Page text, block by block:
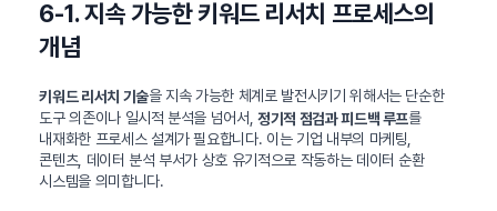
6-1. 지속 가능한 키워드 리서치 프로세스의
개념
키워드 리서치 기술을 지속 가능한 체계로 발전시키기 위해서는 단순한
도구 의존이나 일시적 분석을 넘어서,정기적 점검과 피드백 루프를
내재화한 프로세스 설계가 필요합니다. 이는 기업 내부의 마케팅,
콘텐츠, 데이터 분석 부서가 상호 유기적으로 작동하는 데이터 순환
시스템을 의미합니다.